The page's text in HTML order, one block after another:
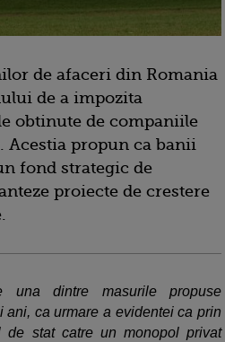
de afaceri din Romania
de a impozita
obtinute de companiile
Acestia propun ca banii
fond strategic de
proiecte de crestere
una dintre masurile propuse
ani, ca urmare a evidentei ca prin
de stat catre un monopol privat